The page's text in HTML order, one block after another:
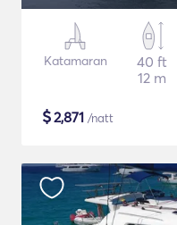
Katamaran
40 ft
12 m
$2,871 /natt